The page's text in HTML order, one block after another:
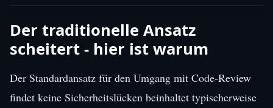
Der traditionelle Ansatz
scheitert - hier ist warum
Der Standardansatz für den Umgang mit Code-Review
findet keine Sicherheitslücken beinhaltet typischerweise